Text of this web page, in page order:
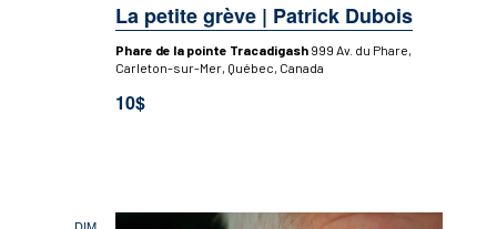
La petite grève | Patrick Dubois
Phare de la pointe Tracadigash 999 Av. du Phare,
Carleton-sur-Mer, Québec, Canada
10$